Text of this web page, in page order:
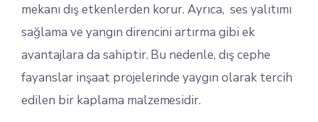
mekanı dış etkenlerden korur. Ayrıca, ses yalıtımı
sağlama ve yangın direncini artırma gibi ek
avantajlara da sahiptir. Bu nedenle, dış cephe
fayanslar inşaat projelerinde yaygın olarak tercih
edilen bir kaplama malzemesidir.